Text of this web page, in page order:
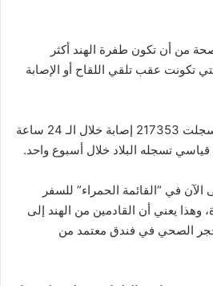
من أن تكون طفرة الهند أكثر
تكونت عقب تلقي اللقاح أو الإصابة
تجدر الإشارة إلى أن الهند سجلت 217353 إصابة خلال الـ 24 ساعة
قياسي تسجله البلاد خلال أسبوع واحد.
في “القائمة الحمراء” للسفر
وهذا يعني أن القادمين من الهند إلى
الصحي في فندق معتمد من